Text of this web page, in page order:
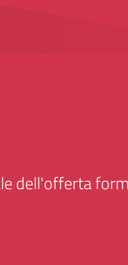
dell'offerta